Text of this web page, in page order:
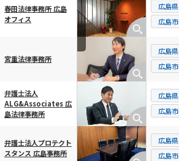
横スクロール可能
春田法律事務所 広島
オフィス
広島県
広島市
宮重法律事務所
広島県
広島市
弁護士法人
ALG&Associates 広
島法律事務所
広島県
広島市
弁護士法人プロテクト
スタンス 広島事務所
広島県
広島市